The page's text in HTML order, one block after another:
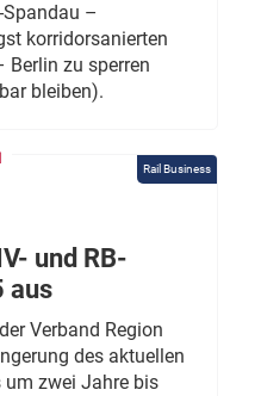
–
korridorsanierten
Berlin zu sperren
bleiben).
Rail Business
und RB-
aus
Verband Region
des aktuellen
um zwei Jahre bis